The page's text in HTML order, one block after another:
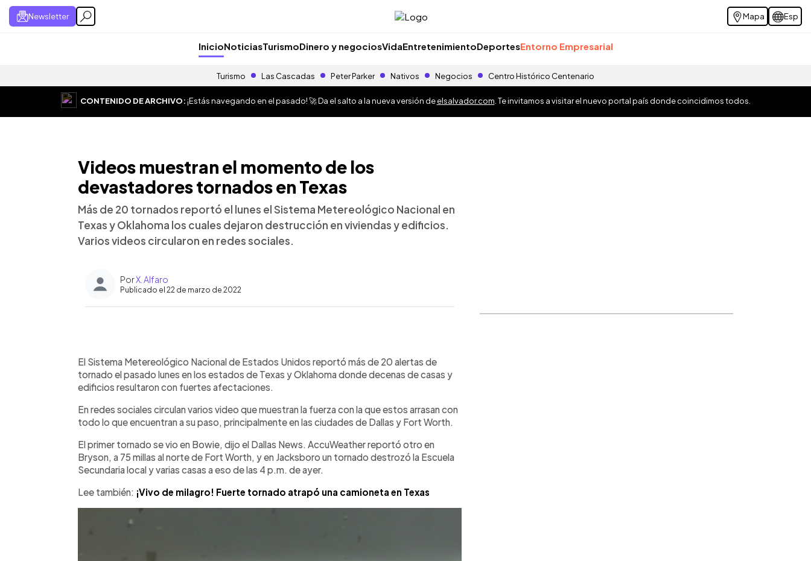
Newsletter Mapa Esp
InicioNoticiasTurismoDinero y negociosVidaEntretenimientoDeportesEntorno Empresarial
Turismo Las Cascadas Peter Parker Nativos Negocios Centro Histórico Centenario
CONTENIDO DE ARCHIVO:¡Estás navegando en el pasado! 🚀 Da el salto a la nueva versión deelsalvador.com . Te invitamos a visitar el nuevo portal país donde coincidimos todos.
Videos muestran el momento de los
devastadores tornados en Texas
Más de 20 tornados reportó el lunes el Sistema Metereológico Nacional en
Texas y Oklahoma los cuales dejaron destrucción en viviendas y edificios.
Varios videos circularon en redes sociales.
PorX. Alfaro
Publicado el 22 de marzo de 2022
► Escuchar artículo
El Sistema Metereológico Nacional de Estados Unidos reportó más de 20 alertas de
tornado el pasado lunes en los estados de Texas y Oklahoma donde decenas de casas y
edificios resultaron con fuertes afectaciones.
En redes sociales circulan varios video que muestran la fuerza con la que estos arrasan con
todo lo que encuentran a su paso, principalmente en las ciudades de Dallas y Fort Worth.
El primer tornado se vio en Bowie, dijo el Dallas News. AccuWeather reportó otro en
Bryson, a 75 millas al norte de Fort Worth, y en Jacksboro un tornado destrozó la Escuela
Secundaria local y varias casas a eso de las 4 p.m. de ayer.
Lee también: ¡Vivo de milagro! Fuerte tornado atrapó una camioneta en Texas